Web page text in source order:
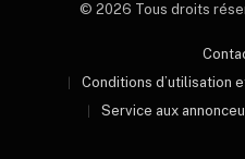
© 2026 Tous droits
Conditions d’utilisation
Service aux